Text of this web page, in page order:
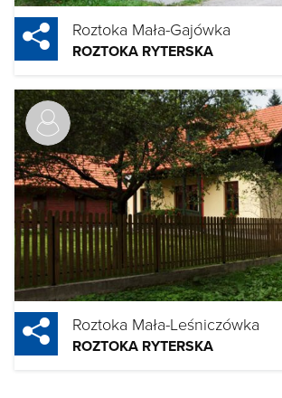
Roztoka Mała-Gajówka
ROZTOKA RYTERSKA
Roztoka Mała-Leśniczówka
ROZTOKA RYTERSKA